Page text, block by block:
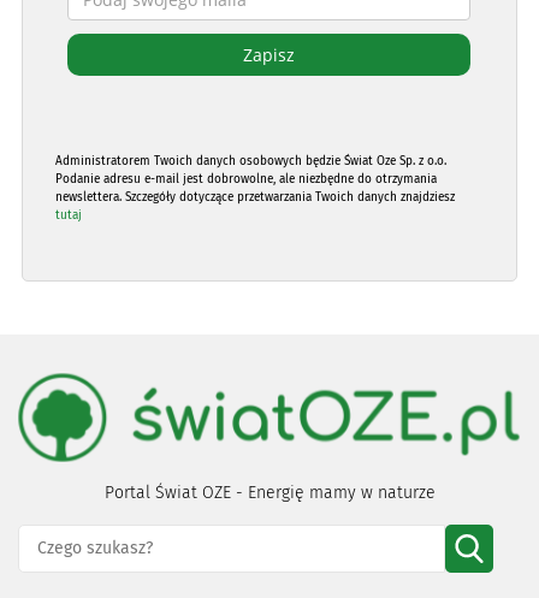
Administratorem Twoich danych osobowych będzie Świat Oze Sp. z o.o.
Podanie adresu e-mail jest dobrowolne, ale niezbędne do otrzymania
newslettera. Szczegóły dotyczące przetwarzania Twoich danych znajdziesz
tutaj
Portal Świat OZE - Energię mamy w naturze